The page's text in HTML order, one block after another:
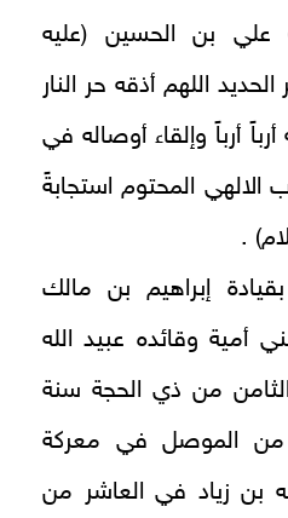
علي بن الحسين (عليه
اللهم أذقه حر النار
أرباً وإلقاء أوصاله في
الالهي المحتوم استجابةً
.
إبراهيم بن مالك
أمية وقائده عبيد الله
من ذي الحجة سنة
الموصل في معركة
بن زياد في العاشر من